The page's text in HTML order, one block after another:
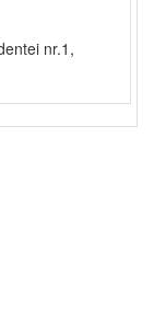
nr.1,